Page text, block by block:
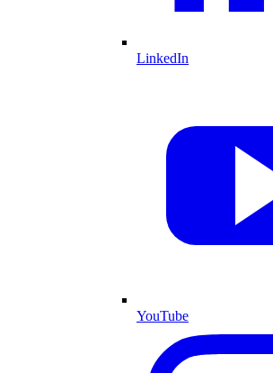
LinkedIn
YouTube